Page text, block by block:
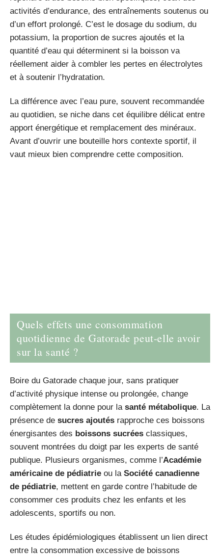
activités d’endurance, des entraînements soutenus ou
d’un effort prolongé. C’est le dosage du sodium, du
potassium, la proportion de sucres ajoutés et la
quantité d’eau qui déterminent si la boisson va
réellement aider à combler les pertes en électrolytes
et à soutenir l’hydratation.
La différence avec l’eau pure, souvent recommandée
au quotidien, se niche dans cet équilibre délicat entre
apport énergétique et remplacement des minéraux.
Avant d’ouvrir une bouteille hors contexte sportif, il
vaut mieux bien comprendre cette composition.
Quels effets une consommation
quotidienne de Gatorade peut-elle avoir
sur la santé ?
Boire du Gatorade chaque jour, sans pratiquer
d’activité physique intense ou prolongée, change
complètement la donne pour la santé métabolique. La
présence de sucres ajoutés rapproche ces boissons
énergisantes des boissons sucrées classiques,
souvent montrées du doigt par les experts de santé
publique. Plusieurs organismes, comme l’Académie
américaine de pédiatrie ou la Société canadienne
de pédiatrie, mettent en garde contre l’habitude de
consommer ces produits chez les enfants et les
adolescents, sportifs ou non.
Les études épidémiologiques établissent un lien direct
entre la consommation excessive de boissons